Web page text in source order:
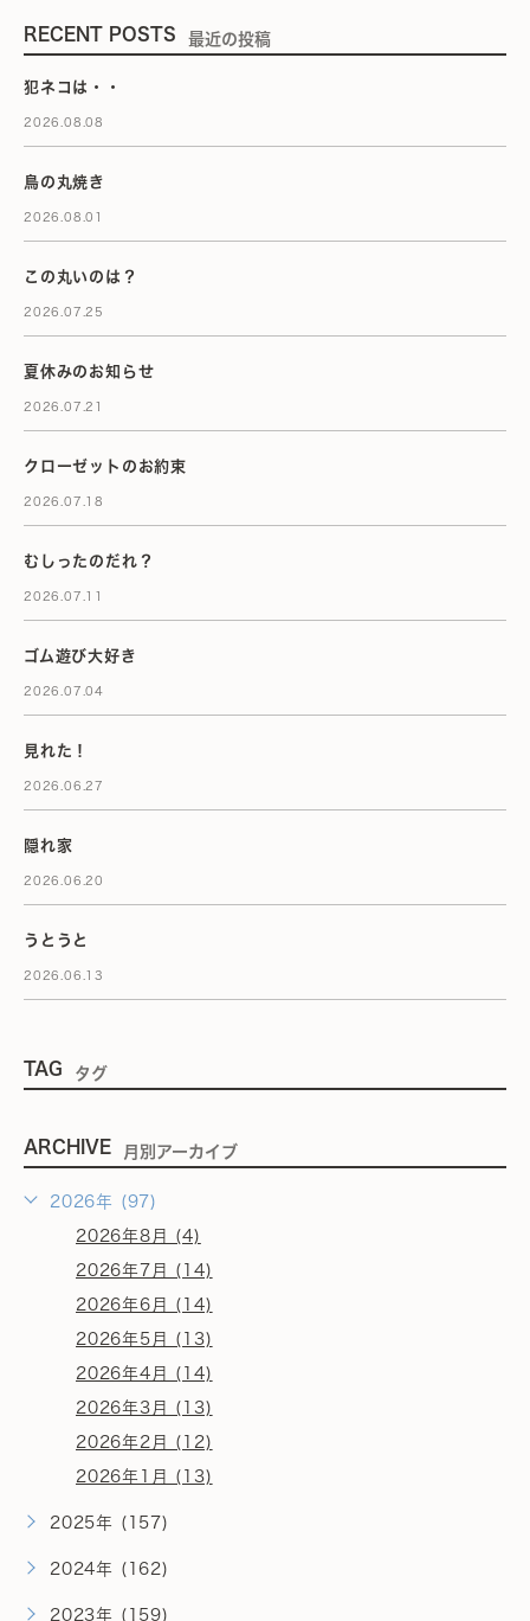
RECENT POSTS 最近の投稿
犯ネコは・・
2026.08.08
鳥の丸焼き
2026.08.01
この丸いのは？
2026.07.25
夏休みのお知らせ
2026.07.21
クローゼットのお約束
2026.07.18
むしったのだれ？
2026.07.11
ゴム遊び大好き
2026.07.04
見れた！
2026.06.27
隠れ家
2026.06.20
うとうと
2026.06.13
TAG タグ
ARCHIVE 月別アーカイブ
2026年 (97)
2026年8月 (4)
2026年7月 (14)
2026年6月 (14)
2026年5月 (13)
2026年4月 (14)
2026年3月 (13)
2026年2月 (12)
2026年1月 (13)
2025年 (157)
2024年 (162)
2023年 (159)